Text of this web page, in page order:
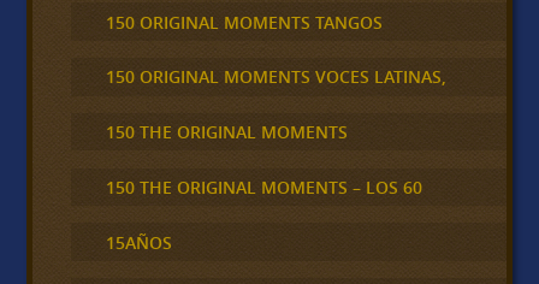
150 ORIGINAL MOMENTS TANGOS
150 ORIGINAL MOMENTS VOCES LATINAS,
150 THE ORIGINAL MOMENTS
150 THE ORIGINAL MOMENTS – LOS 60
15AÑOS